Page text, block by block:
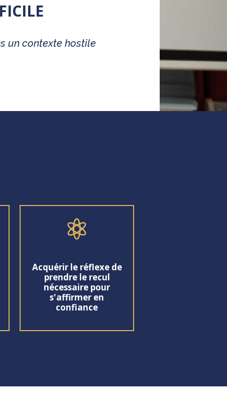
un contexte hostile

Acquérir le réflexe de
prendre le recul
nécessaire pour
s'affirmer en
confiance